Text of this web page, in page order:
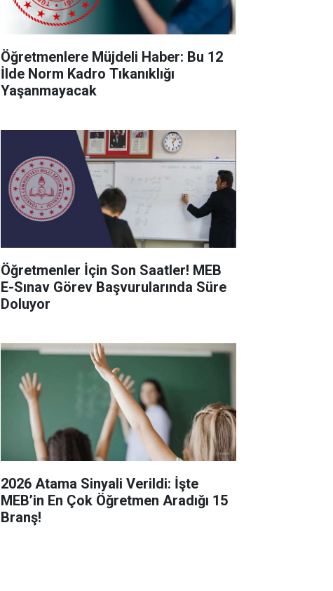
Öğretmenlere Müjdeli Haber: Bu 12
İlde Norm Kadro Tıkanıklığı
Yaşanmayacak
Öğretmenler İçin Son Saatler! MEB
E-Sınav Görev Başvurularında Süre
Doluyor
2026 Atama Sinyali Verildi: İşte
MEB’in En Çok Öğretmen Aradığı 15
Branş!